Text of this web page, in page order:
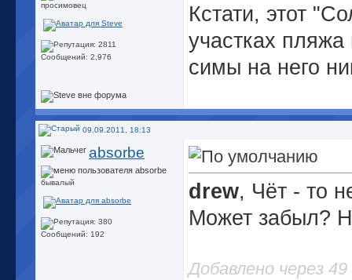
просимовец
Сообщений: 2,976
Кстати, этот
участках пляжа
симы на него
09.09.2011, 18:13
absorbe
бывалый
Сообщений: 192
drew, Чёт - то
Может забыл?
Добавлено через 49